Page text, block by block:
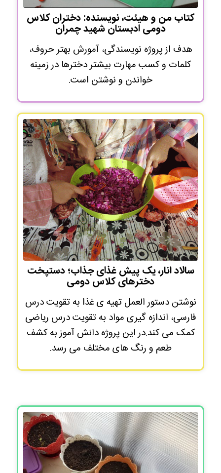
کتاب من و هیئت، نویسنده: دختران کلاس
دومی ادبستان شهید چمران
هدف از پروژه نویسندگی، آمورش بهتر حروف،
کلمات و کسب مهارت بیشتر دخترها در زمینه
خواندن و نوشتن است.
سالاد انار، یک پیش غذای جذاب؛ دستپخت
دخترهای کلاس دومی
نوشتن دستور العمل تهیه ی غذا به تقویت درس
فارسی، اندازه گیری مواد به تقویت درس ریاضی
کمک می کند.در این پروژه دانش آموز به کشف
طعم و رنگ های مختلف می رسد.